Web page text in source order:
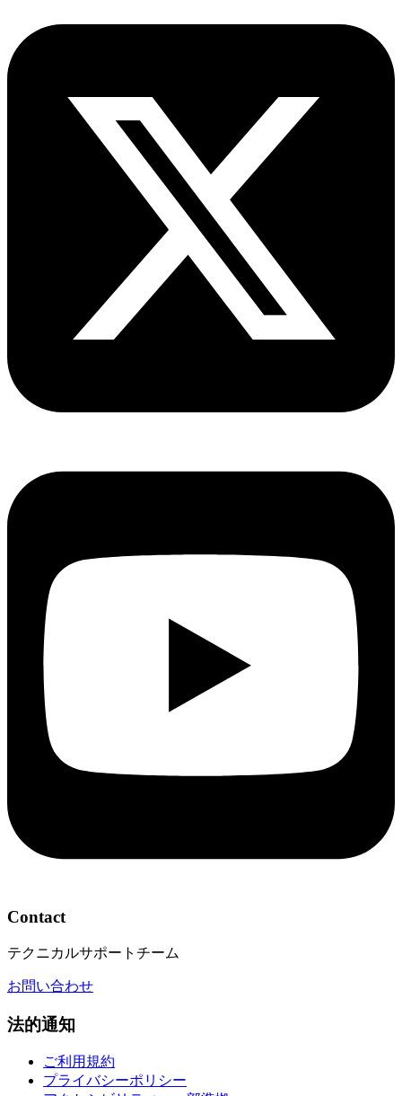
Contact
テクニカルサポートチーム
お問い合わせ
法的通知
ご利用規約
プライバシーポリシー